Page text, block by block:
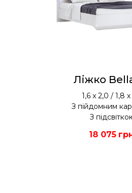
Ліжко
1,6 х 2,0 / 1,8
З пійдомним
З
18 075